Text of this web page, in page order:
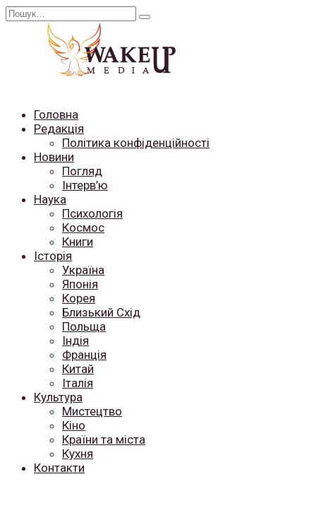
Перейти
Search
Головна
Редакція
Політика конфіденційності
Новини
Погляд
Інтерв’ю
Наука
Психологія
Космос
Книги
Історія
Україна
Японія
Корея
Близький Схід
Польща
Індія
Франція
Китай
Італія
Культура
Мистецтво
Кіно
Країни та міста
Кухня
Контакти